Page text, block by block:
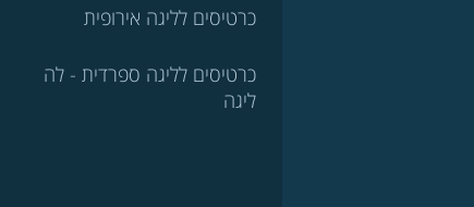
כרטיסים לליגה אירופית
כרטיסים לליגה ספרדית - לה
ליגה